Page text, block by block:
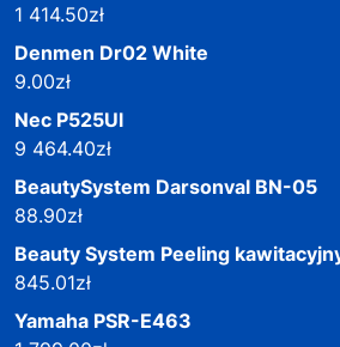
1 414.50zł
Denmen Dr02 White
9.00zł
Nec P525Ul
9 464.40zł
BeautySystem Darsonval BN-05
88.90zł
Beauty System Peeling
845.01zł
Yamaha PSR-E463